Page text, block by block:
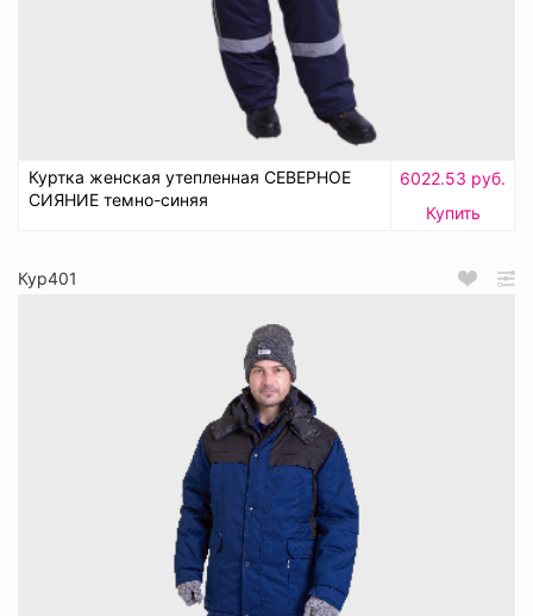
Куртка женская утепленная СЕВЕРНОЕ
СИЯНИЕ темно-синяя
6022.53 руб.
Купить
Кур401